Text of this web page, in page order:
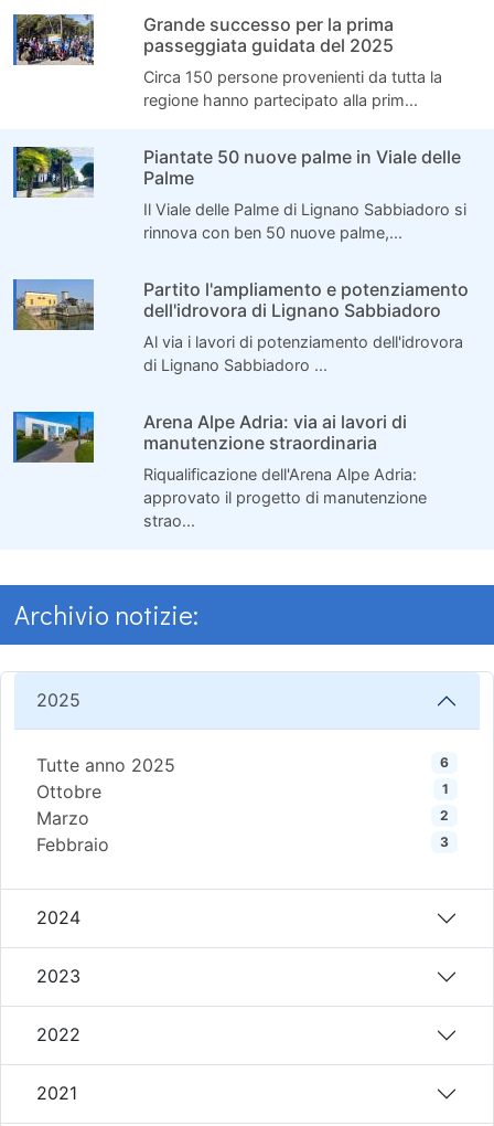
Grande successo per la prima
passeggiata guidata del 2025
Circa 150 persone provenienti da tutta la
regione hanno partecipato alla prim...
Piantate 50 nuove palme in Viale delle
Palme
Il Viale delle Palme di Lignano Sabbiadoro si
rinnova con ben 50 nuove palme,...
Partito l'ampliamento e potenziamento
dell'idrovora di Lignano Sabbiadoro
Al via i lavori di potenziamento dell'idrovora
di Lignano Sabbiadoro ...
Arena Alpe Adria: via ai lavori di
manutenzione straordinaria
Riqualificazione dell'Arena Alpe Adria:
approvato il progetto di manutenzione
strao...
Archivio notizie:
2025
Tutte anno 2025 6
Ottobre 1
Marzo 2
Febbraio 3
2024
2023
2022
2021